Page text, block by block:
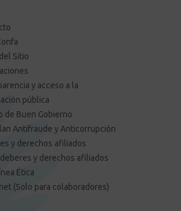
Sitio
y acceso a la
pública
de Buen Gobierno
Antifraude y Anticorrupción
y derechos afiliados
y derechos afiliados
Ética
(Solo para colaboradores)